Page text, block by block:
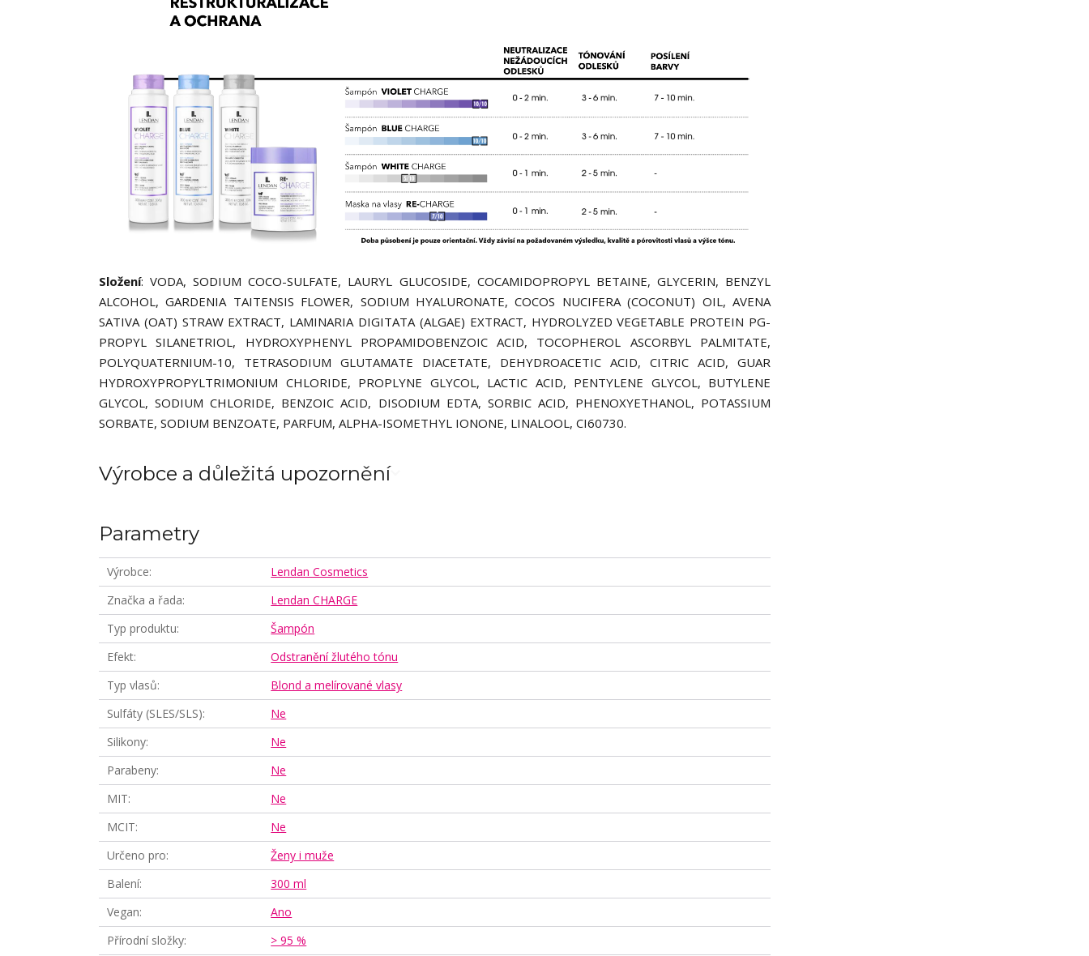
Složení: VODA, SODIUM COCO-SULFATE, LAURYL GLUCOSIDE, COCAMIDOPROPYL BETAINE, GLYCERIN, BENZYL
ALCOHOL, GARDENIA TAITENSIS FLOWER, SODIUM HYALURONATE, COCOS NUCIFERA (COCONUT) OIL, AVENA
SATIVA (OAT) STRAW EXTRACT, LAMINARIA DIGITATA (ALGAE) EXTRACT, HYDROLYZED VEGETABLE PROTEIN PG-
PROPYL SILANETRIOL, HYDROXYPHENYL PROPAMIDOBENZOIC ACID, TOCOPHEROL ASCORBYL PALMITATE,
POLYQUATERNIUM-10, TETRASODIUM GLUTAMATE DIACETATE, DEHYDROACETIC ACID, CITRIC ACID, GUAR
HYDROXYPROPYLTRIMONIUM CHLORIDE, PROPLYNE GLYCOL, LACTIC ACID, PENTYLENE GLYCOL, BUTYLENE
GLYCOL, SODIUM CHLORIDE, BENZOIC ACID, DISODIUM EDTA, SORBIC ACID, PHENOXYETHANOL, POTASSIUM
SORBATE, SODIUM BENZOATE, PARFUM, ALPHA-ISOMETHYL IONONE, LINALOOL, CI60730.
Výrobce a důležitá upozornění
Parametry
Výrobce
Lendan Cosmetics
Značka a řada
Lendan CHARGE
Typ produktu
Šampón
Efekt
Odstranění žlutého tónu
Typ vlasů
Blond a melírované vlasy
Sulfáty (SLES/SLS)
Ne
Silikony
Ne
Parabeny
Ne
MIT
Ne
MCIT
Ne
Určeno pro
Ženy i muže
Balení
300 ml
Vegan
Ano
Přírodní složky
> 95 %